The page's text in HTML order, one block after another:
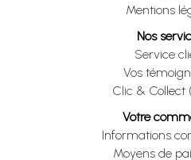
Mentions
Nos
Service
Vos
Clic & Collect
Votre
Informations
Moyens de